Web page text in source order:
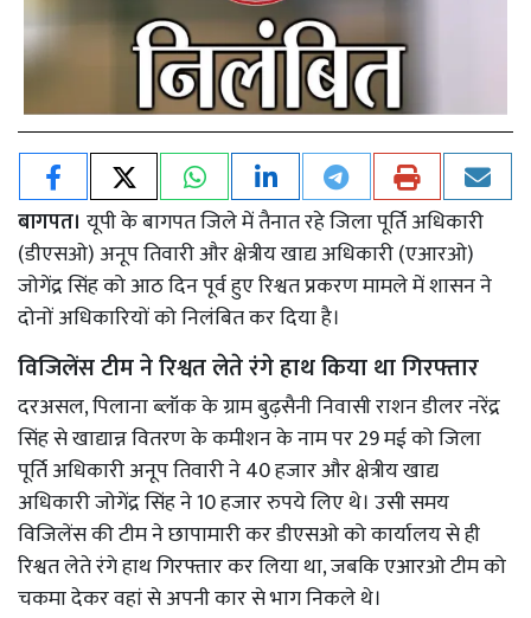
बागपत। यूपी के बागपत जिले में तैनात रहे जिला पूर्ति अधिकारी
(डीएसओ) अनूप तिवारी और क्षेत्रीय खाद्य अधिकारी (एआरओ)
जोगेंद्र सिंह को आठ दिन पूर्व हुए रिश्वत प्रकरण मामले में शासन ने
दोनों अधिकारियों को निलंबित कर दिया है।
विजिलेंस टीम ने रिश्वत लेते रंगे हाथ किया था गिरफ्तार
दरअसल, पिलाना ब्लॉक के ग्राम बुढ़सैनी निवासी राशन डीलर नरेंद्र
सिंह से खाद्यान्न वितरण के कमीशन के नाम पर 29 मई को जिला
पूर्ति अधिकारी अनूप तिवारी ने 40 हजार और क्षेत्रीय खाद्य
अधिकारी जोगेंद्र सिंह ने 10 हजार रुपये लिए थे। उसी समय
विजिलेंस की टीम ने छापामारी कर डीएसओ को कार्यालय से ही
रिश्वत लेते रंगे हाथ गिरफ्तार कर लिया था, जबकि एआरओ टीम को
चकमा देकर वहां से अपनी कार से भाग निकले थे।